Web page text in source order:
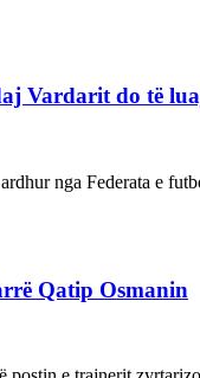
Vardarit do të
nga Federata e
Qatip Osmanin